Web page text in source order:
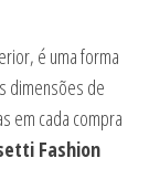
é uma forma
dimensões de
em cada compra
Fashion